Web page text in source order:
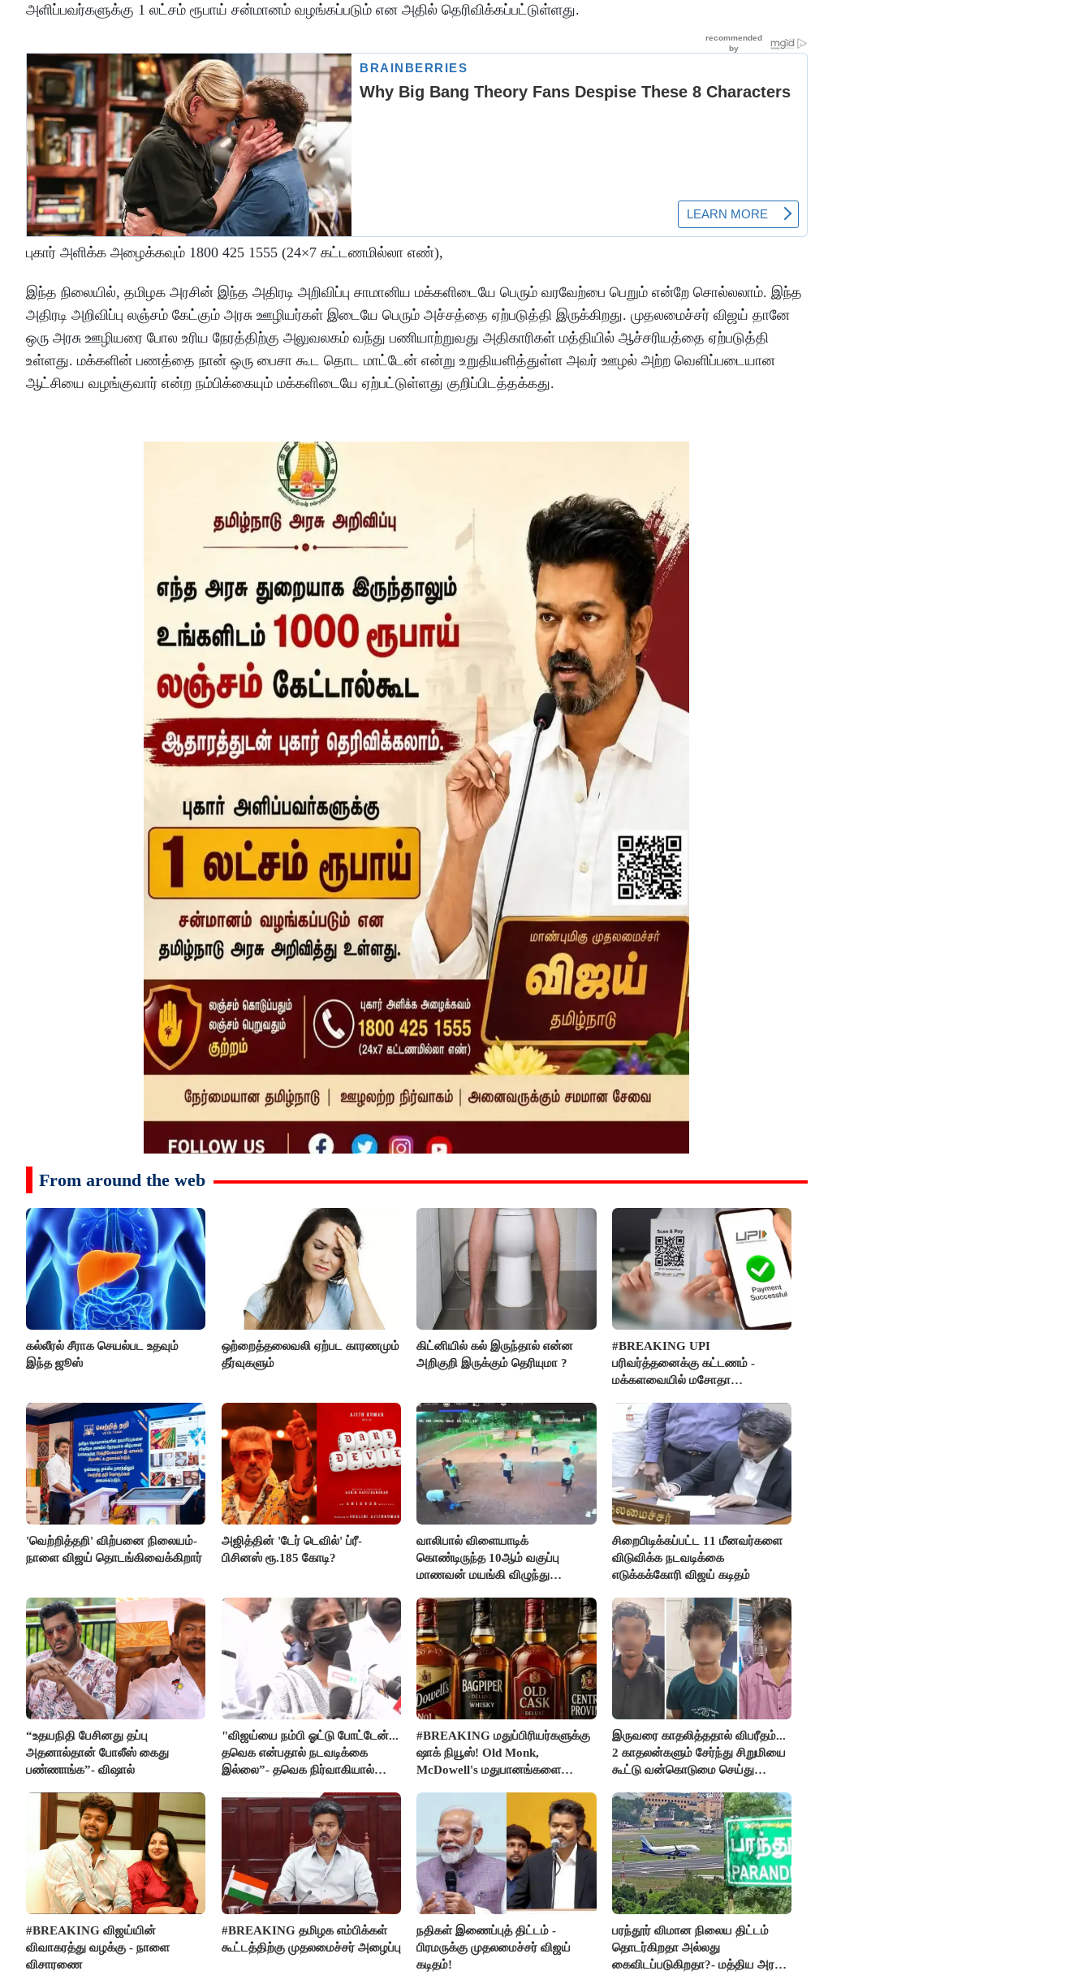
அளிப்பவர்களுக்கு 1 லட்சம் ரூபாய் சன்மானம் வழங்கப்படும் என அதில் தெரிவிக்கப்பட்டுள்ளது.
புகார் அளிக்க அழைக்கவும் 1800 425 1555 (24×7 கட்டணமில்லா எண்),
இந்த நிலையில், தமிழக அரசின் இந்த அதிரடி அறிவிப்பு சாமானிய மக்களிடையே பெரும் வரவேற்பை பெறும் என்றே சொல்லலாம். இந்த
அதிரடி அறிவிப்பு லஞ்சம் கேட்கும் அரசு ஊழியர்கள் இடையே பெரும் அச்சத்தை ஏற்படுத்தி இருக்கிறது. முதலமைச்சர் விஜய் தானே
ஒரு அரசு ஊழியரை போல உரிய நேரத்திற்கு அலுவலகம் வந்து பணியாற்றுவது அதிகாரிகள் மத்தியில் ஆச்சரியத்தை ஏற்படுத்தி
உள்ளது. மக்களின் பணத்தை நான் ஒரு பைசா கூட தொட மாட்டேன் என்று உறுதியளித்துள்ள அவர் ஊழல் அற்ற வெளிப்படையான
ஆட்சியை வழங்குவார் என்ற நம்பிக்கையும் மக்களிடையே ஏற்பட்டுள்ளது குறிப்பிடத்தக்கது.
From around the web
கல்லீரல் சீராக செயல்பட உதவும்
இந்த ஜூஸ்
ஒற்றைத்தலைவலி ஏற்பட காரணமும்
தீர்வுகளும்
கிட்னியில் கல் இருந்தால் என்ன
அறிகுறி இருக்கும் தெரியுமா ?
#BREAKING UPI
பரிவர்த்தனைக்கு கட்டணம் -
மக்களவையில் மசோதா
'வெற்றித்தறி' விற்பனை நிலையம்-
நாளை விஜய் தொடங்கிவைக்கிறார்
அஜித்தின் 'டேர் டெவில்' ப்ரீ-
பிசினஸ் ரூ.185 கோடி?
வாலிபால் விளையாடிக்
கொண்டிருந்த 10ஆம் வகுப்பு
மாணவன் மயங்கி விழுந்து
சிறைபிடிக்கப்பட்ட 11 மீனவர்களை
விடுவிக்க நடவடிக்கை
எடுக்கக்கோரி விஜய் கடிதம்
“உதயநிதி பேசினது தப்பு
அதனால்தான் போலீஸ் கைது
பண்ணாங்க”- விஷால்
"விஜய்யை நம்பி ஓட்டு போட்டேன்...
தவெக என்பதால் நடவடிக்கை
இல்லை”- தவெக நிர்வாகியால்
#BREAKING மதுப்பிரியர்களுக்கு
ஷாக் நியூஸ்! Old Monk,
McDowell's மதுபானங்களை
இருவரை காதலித்ததால் விபரீதம்...
2 காதலன்களும் சேர்ந்து சிறுமியை
கூட்டு வன்கொடுமை செய்து
#BREAKING விஜய்யின்
விவாகரத்து வழக்கு - நாளை
விசாரணை
#BREAKING தமிழக எம்பிக்கள்
கூட்டத்திற்கு முதலமைச்சர் அழைப்பு
நதிகள் இணைப்புத் திட்டம் -
பிரமருக்கு முதலமைச்சர் விஜய்
கடிதம்!
பரந்தூர் விமான நிலைய திட்டம்
தொடர்கிறதா அல்லது
கைவிடப்படுகிறதா?- மத்திய அரசு